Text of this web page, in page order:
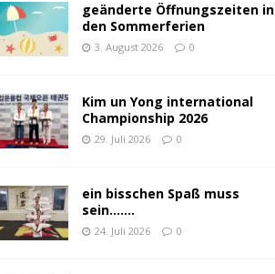
geänderte Öffnungszeiten in
den Sommerferien
3. August 2026 0
Kim un Yong international
Championship 2026
29. Juli 2026 0
ein bisschen Spaß muss
sein…….
24. Juli 2026 0